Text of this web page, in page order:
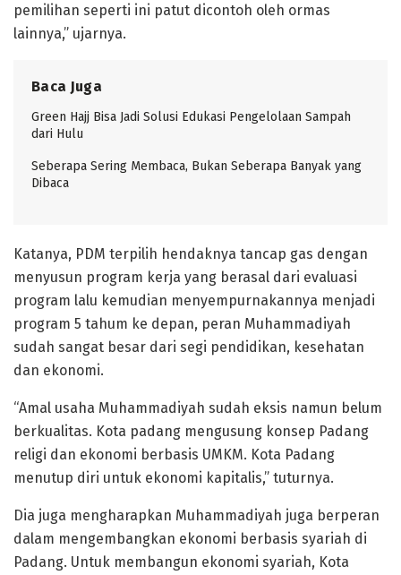
pemilihan seperti ini patut dicontoh oleh ormas
lainnya,” ujarnya.
Baca Juga
Green Hajj Bisa Jadi Solusi Edukasi Pengelolaan Sampah
dari Hulu
Seberapa Sering Membaca, Bukan Seberapa Banyak yang
Dibaca
Katanya, PDM terpilih hendaknya tancap gas dengan
menyusun program kerja yang berasal dari evaluasi
program lalu kemudian menyempurnakannya menjadi
program 5 tahum ke depan, peran Muhammadiyah
sudah sangat besar dari segi pendidikan, kesehatan
dan ekonomi.
“Amal usaha Muhammadiyah sudah eksis namun belum
berkualitas. Kota padang mengusung konsep Padang
religi dan ekonomi berbasis UMKM. Kota Padang
menutup diri untuk ekonomi kapitalis,” tuturnya.
Dia juga mengharapkan Muhammadiyah juga berperan
dalam mengembangkan ekonomi berbasis syariah di
Padang. Untuk membangun ekonomi syariah, Kota